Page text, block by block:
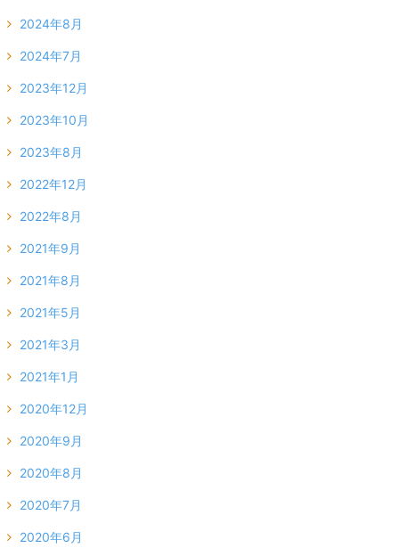
2024年8月
2024年7月
2023年12月
2023年10月
2023年8月
2022年12月
2022年8月
2021年9月
2021年8月
2021年5月
2021年3月
2021年1月
2020年12月
2020年9月
2020年8月
2020年7月
2020年6月